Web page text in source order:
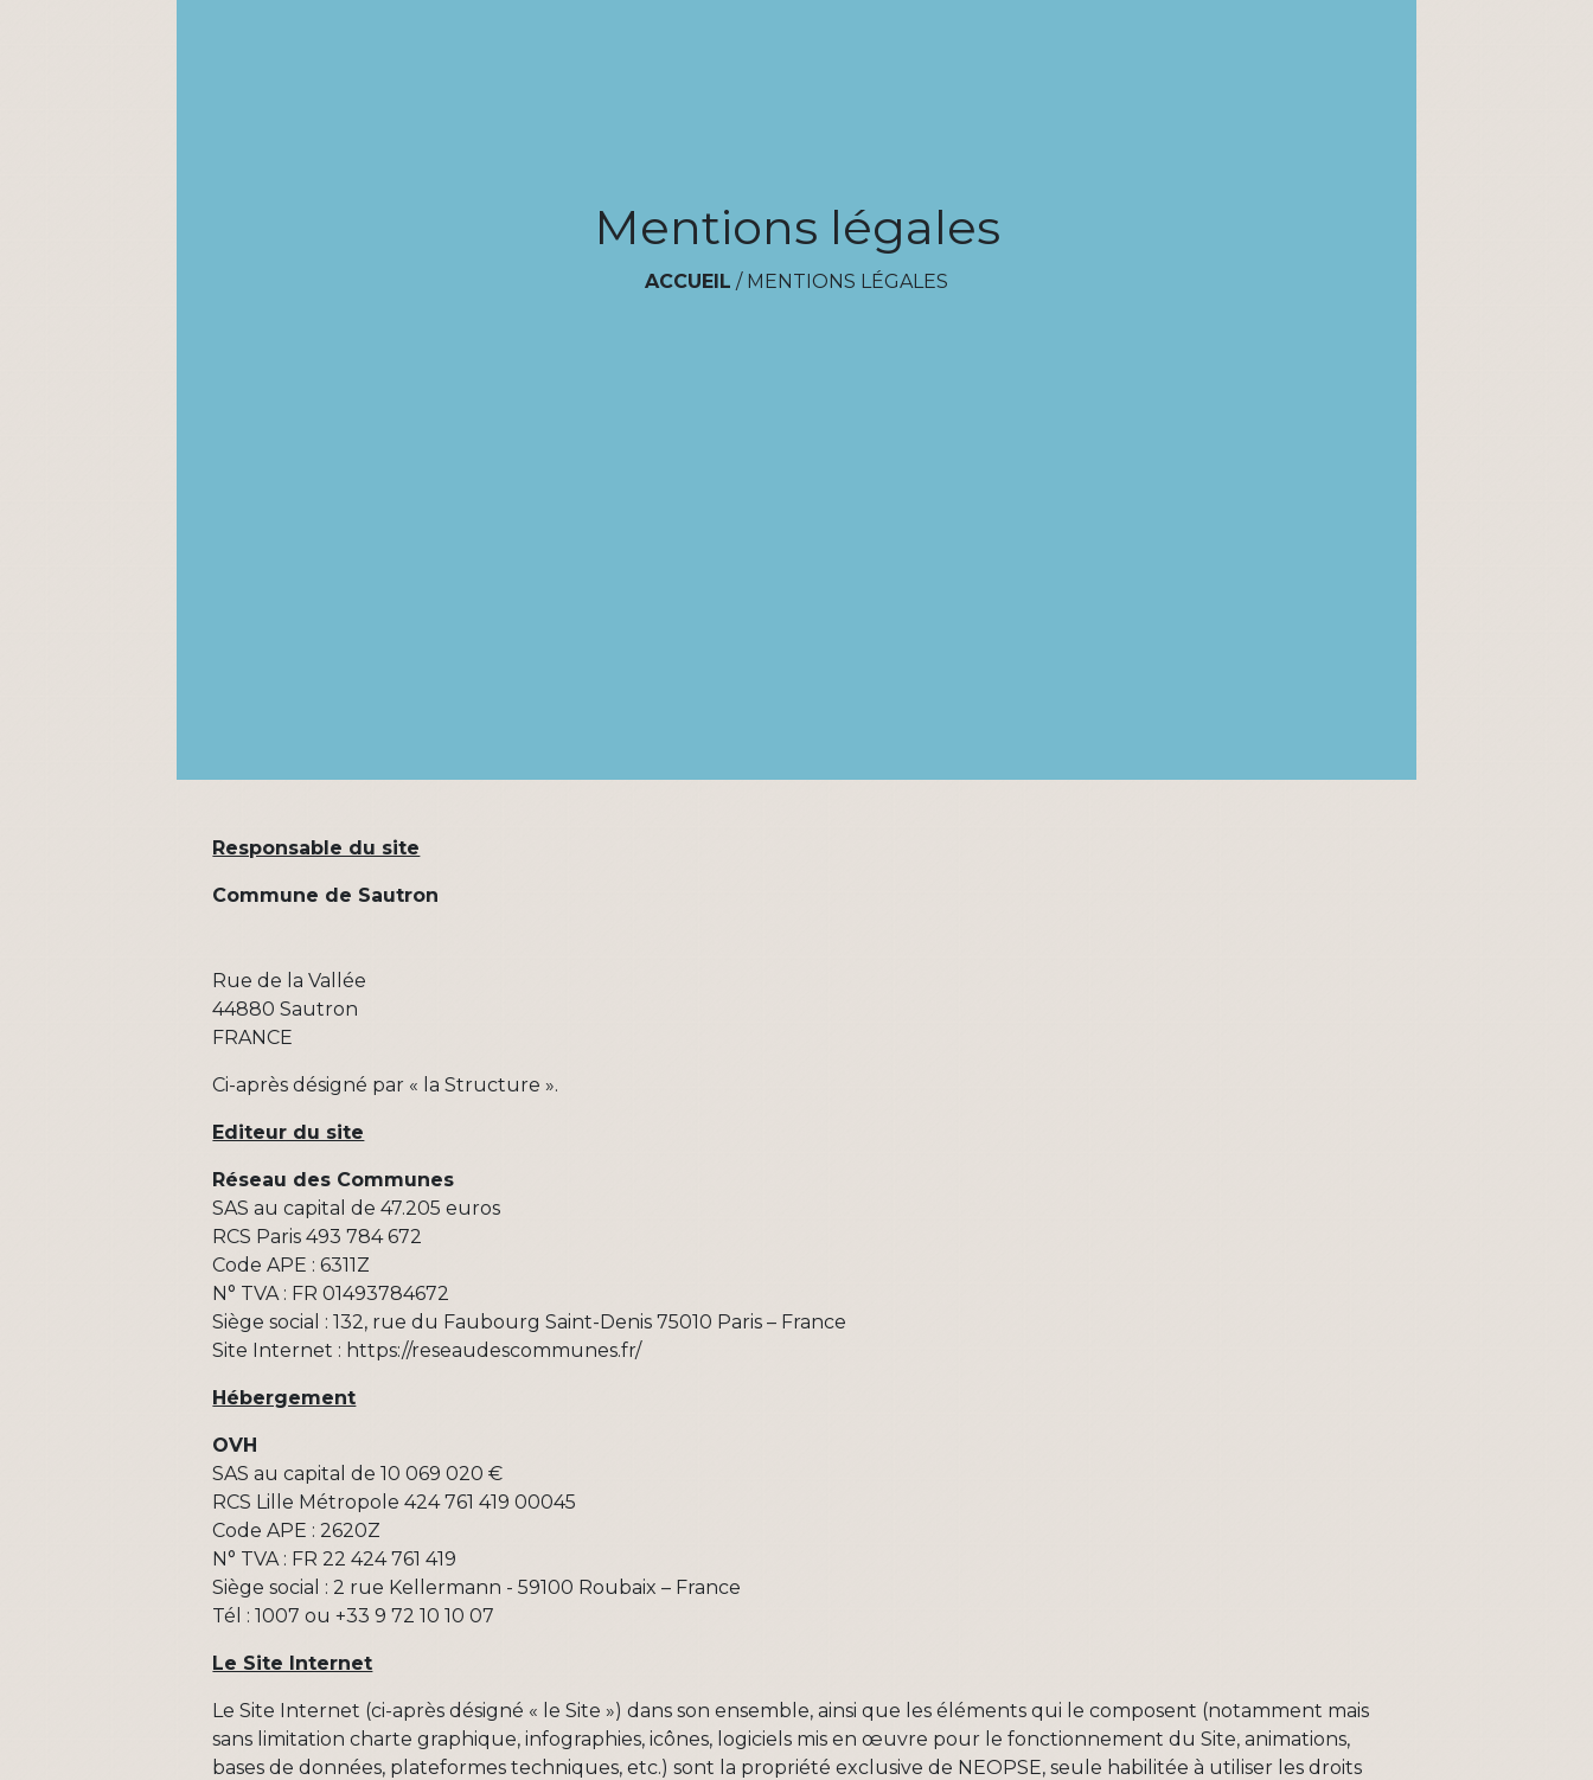
Mentions légales
ACCUEIL / MENTIONS LÉGALES
Responsable du site
Commune de Sautron
Rue de la Vallée
44880 Sautron
FRANCE
Ci-après désigné par « la Structure ».
Editeur du site
Réseau des Communes
SAS au capital de 47.205 euros
RCS Paris 493 784 672
Code APE : 6311Z
N° TVA : FR 01493784672
Siège social : 132, rue du Faubourg Saint-Denis 75010 Paris – France
Site Internet : https://reseaudescommunes.fr/
Hébergement
OVH
SAS au capital de 10 069 020 €
RCS Lille Métropole 424 761 419 00045
Code APE : 2620Z
N° TVA : FR 22 424 761 419
Siège social : 2 rue Kellermann - 59100 Roubaix – France
Tél : 1007 ou +33 9 72 10 10 07
Le Site Internet
Le Site Internet (ci-après désigné « le Site ») dans son ensemble, ainsi que les éléments qui le composent (notamment mais
sans limitation charte graphique, infographies, icônes, logiciels mis en œuvre pour le fonctionnement du Site, animations,
bases de données, plateformes techniques, etc.) sont la propriété exclusive de NEOPSE, seule habilitée à utiliser les droits